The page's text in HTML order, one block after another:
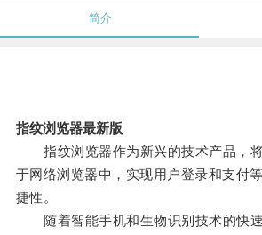
简介
指纹浏览器最新版
指纹浏览器作为新兴的技术产品，将
于网络浏览器中，实现用户登录和支付
捷性。
随着智能手机和生物识别技术的快速